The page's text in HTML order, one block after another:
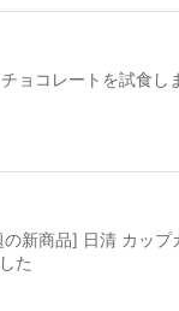
ョコレートを試食し
の新商品] 日清 カップ
た